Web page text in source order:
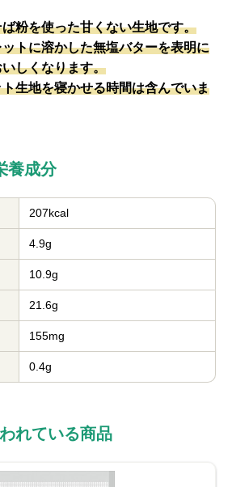
粉を使った甘くない生地です。
トに溶かした無塩バターを表明に
しくなります。
生地を寝かせる時間は含んでいま
養成分
207kcal
4.9g
10.9g
21.6g
155mg
0.4g
れている商品